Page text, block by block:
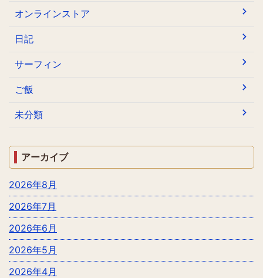
オンラインストア
日記
サーフィン
ご飯
未分類
アーカイブ
2026年8月
2026年7月
2026年6月
2026年5月
2026年4月